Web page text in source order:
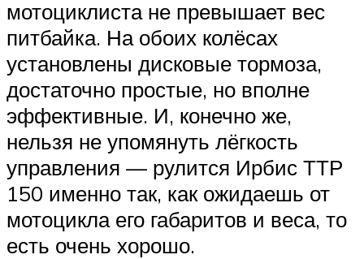
мотоциклиста не превышает вес
питбайка. На обоих колёсах
установлены дисковые тормоза,
достаточно простые, но вполне
эффективные. И, конечно же,
нельзя не упомянуть лёгкость
управления — рулится Ирбис ТТР
150 именно так, как ожидаешь от
мотоцикла его габаритов и веса, то
есть очень хорошо.